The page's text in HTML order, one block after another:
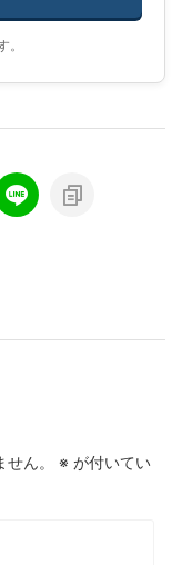
ん。 ※ が付いてい